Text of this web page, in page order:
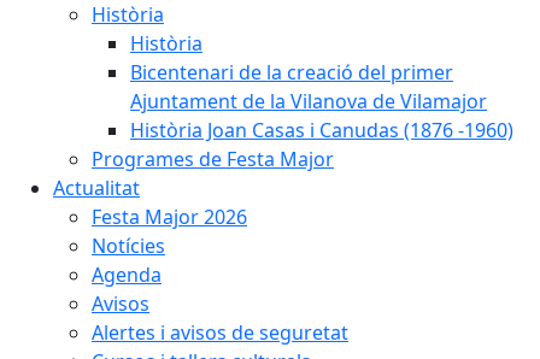
Història
Història
Bicentenari de la creació del primer
Ajuntament de la Vilanova de Vilamajor
Història Joan Casas i Canudas (1876 -1960)
Programes de Festa Major
Actualitat
Festa Major 2026
Notícies
Agenda
Avisos
Alertes i avisos de seguretat